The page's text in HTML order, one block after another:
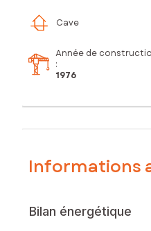
Cave
Année de
:
1976
Informations
Bilan énergétique